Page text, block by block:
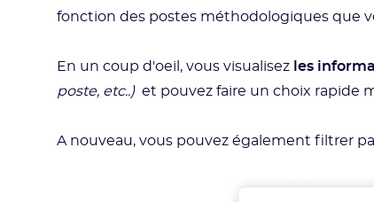
fonction des postes méthodologiques que
En un coup d'oeil, vous visualisez les
poste, etc..)et pouvez faire un choix rapide
A nouveau, vous pouvez également filtrer